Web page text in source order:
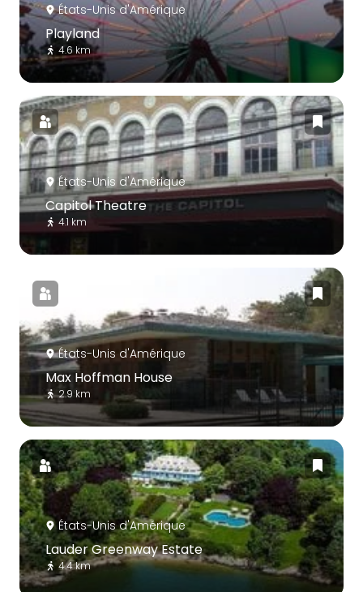
États-Unis d'Amérique
Playland
4.6 km
États-Unis d'Amérique
Capitol Theatre
4.1 km
États-Unis d'Amérique
Max Hoffman House
2.9 km
États-Unis d'Amérique
Lauder Greenway Estate
4.4 km